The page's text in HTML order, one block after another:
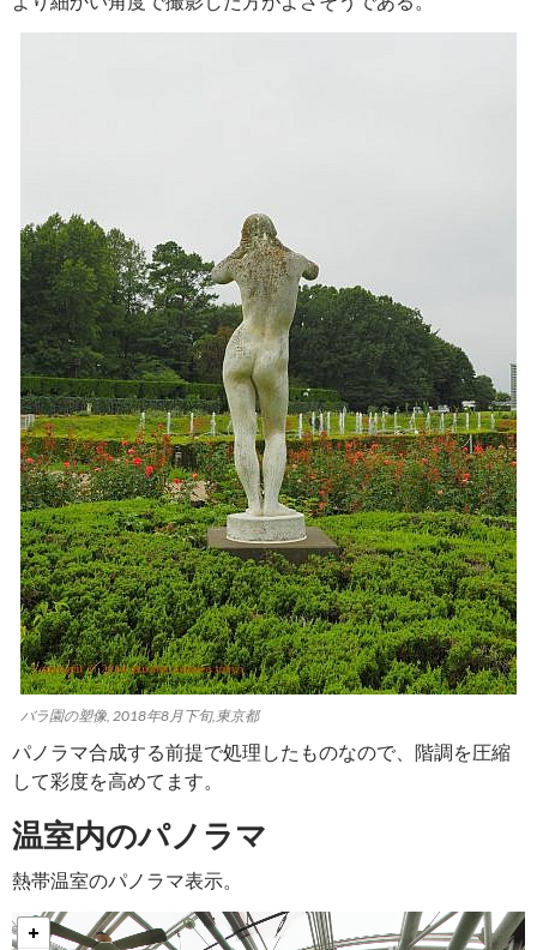
バラ園の塑像, 2018年8月下旬,東京都
パノラマ合成する前提で処理したものなので、階調を圧縮
して彩度を高めてます。
温室内のパノラマ
熱帯温室のパノラマ表示。